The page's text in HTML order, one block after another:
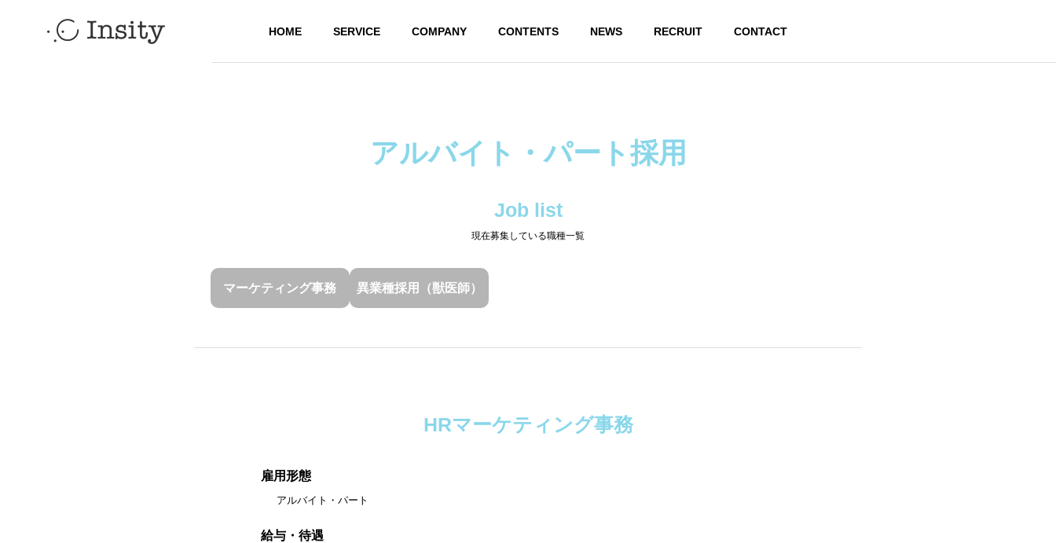
HOME SERVICE COMPANY CONTENTS NEWS RECRUIT CONTACT
OUR THOUGHTS
私たちの想い SDGSへの取り組み
CSR
社会的責任の活動
Insity note Insityの発見
アルバイト・パート採用
Job list
現在募集している職種一覧
マーケティング事務 異業種採用（獣医師）
HRマーケティング事務
雇用形態
アルバイト・パート
給与・待遇